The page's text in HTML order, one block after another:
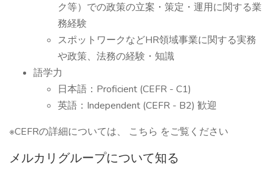
ク等）での政策の立案・策定・運用に関する業
務経験
スポットワークなどHR領域事業に関する実務
や政策、法務の経験・知識
語学力
日本語：Proficient (CEFR - C1)
英語：Independent (CEFR - B2) 歓迎
※CEFRの詳細については、 こちら をご覧ください
メルカリグループについて知る